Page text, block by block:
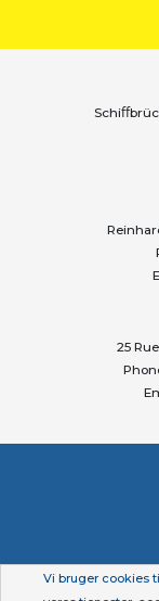
25
Vi bruger cookies